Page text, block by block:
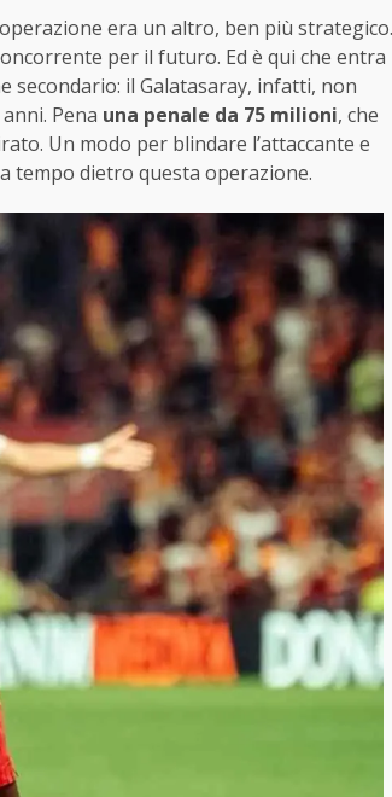
era un altro, ben più strategico.
per il futuro. Ed è qui che entra
secondario: il Galatasaray, infatti, non
Pena una penale da 75 milioni, che
Un modo per blindare l’attaccante e
tempo dietro questa operazione.